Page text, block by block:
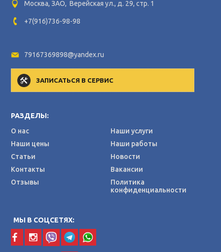
Москва, ЗАО, Верейская ул., д. 29, стр. 1
+7(916)736-98-98
79167369898@yandex.ru
ЗАПИСАТЬСЯ В СЕРВИС
РАЗДЕЛЫ:
О нас
Наши услуги
Наши цены
Наши работы
Статьи
Новости
Контакты
Вакансии
Отзывы
Политика
конфиденциальности
МЫ В СОЦСЕТЯХ: